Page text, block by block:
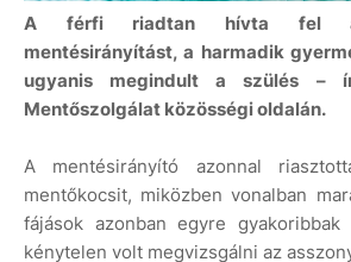
A férfi riadtan hívta fel a
mentésirányítást, a harmadik
ugyanis megindult a szülés –
Mentőszolgálat közösségi oldalán.
A mentésirányító azonnal
mentőkocsit, miközben vonalban
fájások azonban egyre
kénytelen volt megvizsgálni az